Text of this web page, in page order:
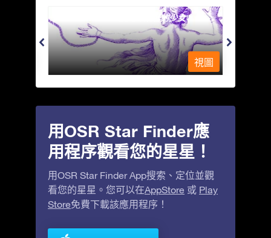
Andromeda - 被鐵鍊鎖著的少女
視圖
用OSR Star Finder應
用程序觀看您的星星！
用OSR Star Finder App搜索、定位並觀
看您的星星。您可以在AppStore 或 Play
Store免費下載該應用程序！